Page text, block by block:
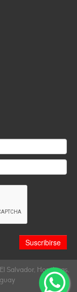
Salvador, Honduras,